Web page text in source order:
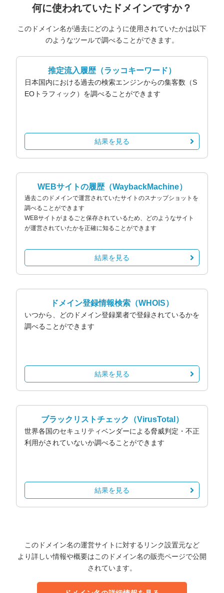
何に使われていたドメインですか？
このドメイン名が過去にどのように使用されていたかは以下
のようなツールで調べることができます。
推定流入履歴（ラッコキーワード）
日本国内における過去の検索エンジンからの集客数（S
EOトラフィック）を調べることができます
結果を見る
WEBサイトの履歴（WaybackMachine）
過去このドメインで運営されていたサイトのスナップショットを
調べることができます
WEBサイトがまるごと保存されているため、どのようなサイト
が運営されていたかを正確に知ることができます
結果を見る
ドメイン登録情報検索 （WHOIS）
いつから、どのドメイン登録業者で登録されているかを
調べることができます
結果を見る
ブラックリストチェック （VirusTotal）
世界各国のセキュリティベンダーによる脅威判定・不正
利用がされていないか調べることができます
結果を見る
このドメイン名の運営サイトに対するリンク設置元など
より詳しい情報や概要はこのドメイン名の販売ページで公開
されています。